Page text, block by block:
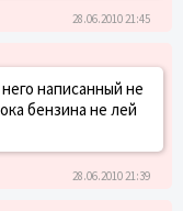
28.06.2010 21:45
написанный не
бензина не лей
28.06.2010 21:39